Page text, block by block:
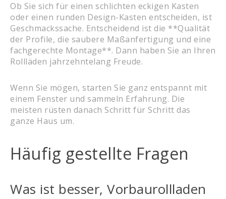
Ob Sie sich für einen schlichten eckigen Kasten
oder einen runden Design-Kasten entscheiden, ist
Geschmackssache. Entscheidend ist die **Qualität
der Profile, die saubere Maßanfertigung und eine
fachgerechte Montage**. Dann haben Sie an Ihren
Rollläden jahrzehntelang Freude.
Wenn Sie mögen, starten Sie ganz entspannt mit
einem Fenster und sammeln Erfahrung. Die
meisten rüsten danach Schritt für Schritt das
ganze Haus um.
Häufig gestellte Fragen
Was ist besser, Vorbaurollladen